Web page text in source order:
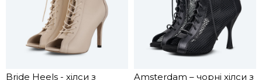
Bride Heels - хілси з
Amsterdam – чорні хілси з